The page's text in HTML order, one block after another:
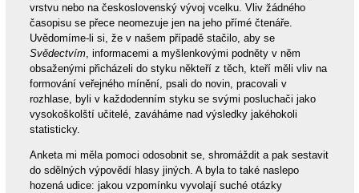
vrstvu nebo na československý vývoj vcelku. Vliv žádného
časopisu se přece neomezuje jen na jeho přímé čtenáře.
Uvědomíme-li si, že v našem případě stačilo, aby se
Svědectvím, informacemi a myšlenkovými podněty v něm
obsaženými přicházeli do styku někteří z těch, kteří měli vliv na
formování veřejného mínění, psali do novin, pracovali v
rozhlase, byli v každodenním styku se svými posluchači jako
vysokoškolští učitelé, zaváháme nad výsledky jakéhokoli
statisticky.
Anketa mi měla pomoci odosobnit se, shromáždit a pak sestavit
do sdělných výpovědí hlasy jiných. A byla to také naslepo
hozená udice: jakou vzpomínku vyvolají suché otázky